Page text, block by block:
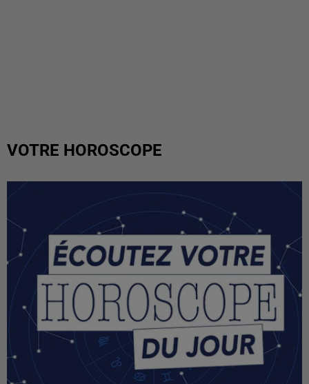
VOTRE HOROSCOPE